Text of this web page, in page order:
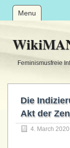
Menu
Feminismusfreie
Die
Akt der
4. March 2020